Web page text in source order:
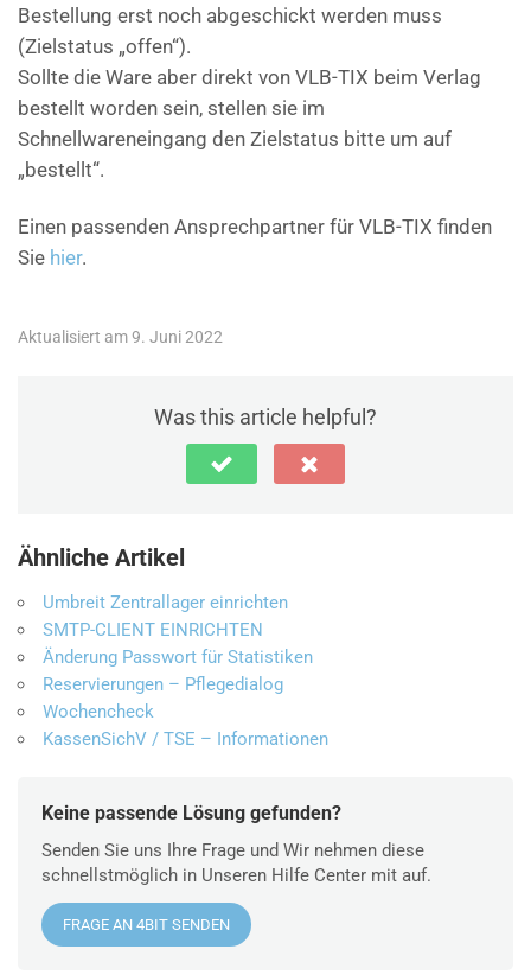
Bestellung erst noch abgeschickt werden muss
(Zielstatus „offen“).
Sollte die Ware aber direkt von VLB-TIX beim Verlag
bestellt worden sein, stellen sie im
Schnellwareneingang den Zielstatus bitte um auf
„bestellt“.
Einen passenden Ansprechpartner für VLB-TIX finden
Sie hier.
Aktualisiert am 9. Juni 2022
Was this article helpful?
Ähnliche Artikel
Umbreit Zentrallager einrichten
SMTP-CLIENT EINRICHTEN
Änderung Passwort für Statistiken
Reservierungen – Pflegedialog
Wochencheck
KassenSichV / TSE – Informationen
Keine passende Lösung gefunden?
Senden Sie uns Ihre Frage und Wir nehmen diese
schnellstmöglich in Unseren Hilfe Center mit auf.
FRAGE AN 4BIT SENDEN